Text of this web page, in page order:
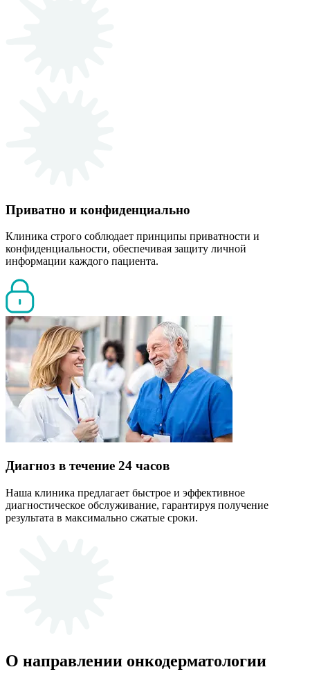
Приватно и конфиденциально
Клиника строго соблюдает принципы приватности и
конфиденциальности, обеспечивая защиту личной
информации каждого пациента.
Диагноз в течение 24 часов
Наша клиника предлагает быстрое и эффективное
диагностическое обслуживание, гарантируя получение
результата в максимально сжатые сроки.
О направлении онкодерматологии